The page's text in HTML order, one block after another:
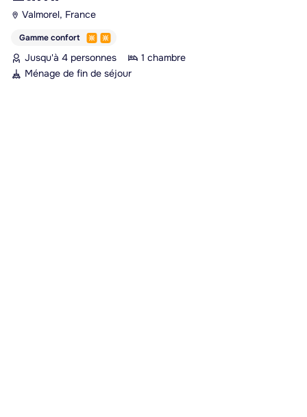
Valmorel, France
Gamme confort
Jusqu'à 4 personnes
1 chambre
Ménage de fin de séjour